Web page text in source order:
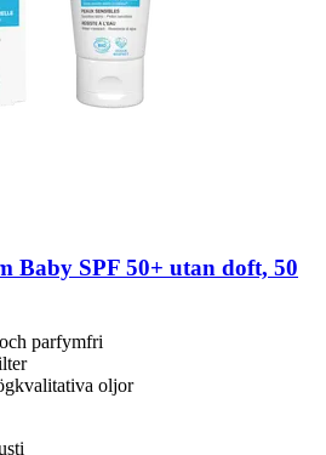
Baby SPF 50+ utan doft, 50
parfymfri
oljor